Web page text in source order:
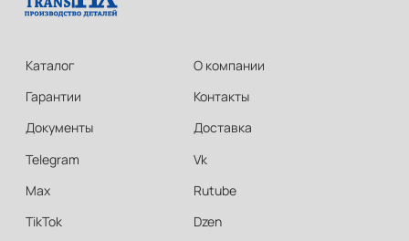
Каталог
Гарантии
Документы
О компании
Контакты
Доставка
Telegram
Max
TikTok
Vk
Rutube
Dzen